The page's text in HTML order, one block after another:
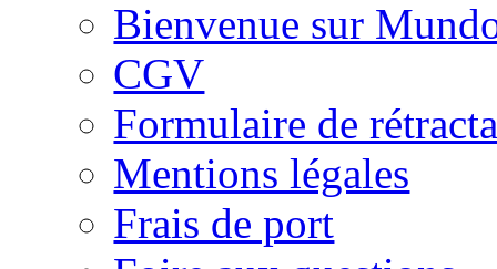
Bienvenue sur
CGV
Formulaire de
Mentions légales
Frais de port